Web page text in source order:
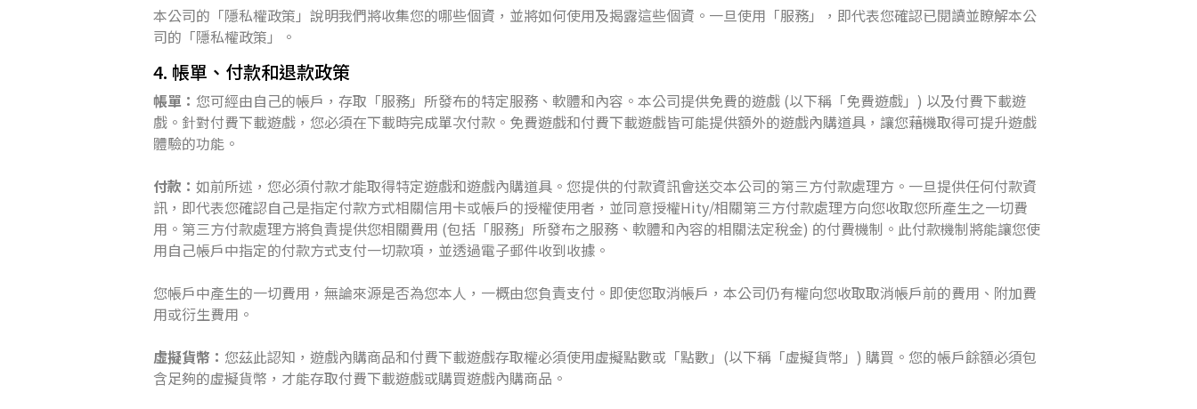
本公司的「隱私權政策」說明我們將收集您的哪些個資，並將如何使用及揭露這些個資。一旦使用「服務」，即代表您確認已閱讀並瞭解本公
司的「隱私權政策」。
4. 帳單、付款和退款政策
帳單： 您可經由自己的帳戶，存取「服務」所發布的特定服務、軟體和內容。本公司提供免費的遊戲 (以下稱「免費遊戲」) 以及付費下載遊
戲。針對付費下載遊戲，您必須在下載時完成單次付款。免費遊戲和付費下載遊戲皆可能提供額外的遊戲內購道具，讓您藉機取得可提升遊戲
體驗的功能。
付款： 如前所述，您必須付款才能取得特定遊戲和遊戲內購道具。您提供的付款資訊會送交本公司的第三方付款處理方。一旦提供任何付款資
訊，即代表您確認自己是指定付款方式相關信用卡或帳戶的授權使用者，並同意授權Hity/相關第三方付款處理方向您收取您所產生之一切費
用。第三方付款處理方將負責提供您相關費用 (包括「服務」所發布之服務、軟體和內容的相關法定稅金) 的付費機制。此付款機制將能讓您使
用自己帳戶中指定的付款方式支付一切款項，並透過電子郵件收到收據。
您帳戶中產生的一切費用，無論來源是否為您本人，一概由您負責支付。即使您取消帳戶，本公司仍有權向您收取取消帳戶前的費用、附加費
用或衍生費用。
虛擬貨幣： 您茲此認知，遊戲內購商品和付費下載遊戲存取權必須使用虛擬點數或「點數」(以下稱「虛擬貨幣」) 購買。您的帳戶餘額必須包
含足夠的虛擬貨幣，才能存取付費下載遊戲或購買遊戲內購商品。